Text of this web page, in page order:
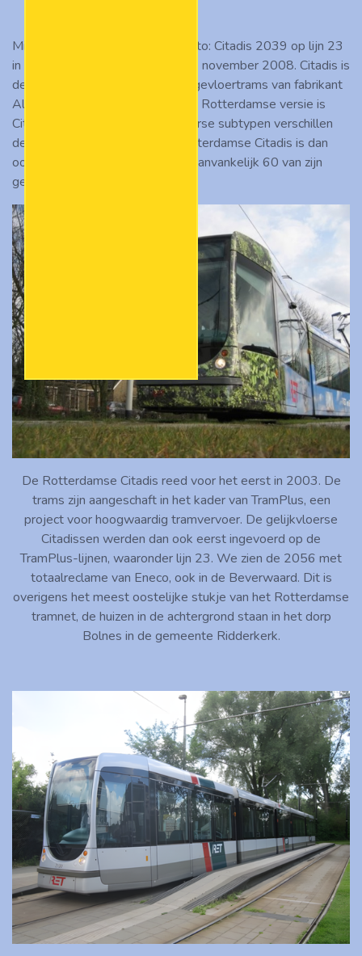
Mijn eerste zelfgemaakte tramfoto: Citadis 2039 op lijn 23
in de keerlus in de Beverwaard, 1 november 2008. Citadis is
de naam van een grote familie lagevloertrams van fabrikant
Alstom. De officiële naam van de Rotterdamse versie is
Citadis 302. Zelfs tussen de diverse subtypen verschillen
de trams erg van uiterlijk. De Rotterdamse Citadis is dan
ook een uniek ontwerp, waar er aanvankelijk 60 van zijn
gebouwd.
De Rotterdamse Citadis reed voor het eerst in 2003. De
trams zijn aangeschaft in het kader van TramPlus, een
project voor hoogwaardig tramvervoer. De gelijkvloerse
Citadissen werden dan ook eerst ingevoerd op de
TramPlus-lijnen, waaronder lijn 23. We zien de 2056 met
totaalreclame van Eneco, ook in de Beverwaard. Dit is
overigens het meest oostelijke stukje van het Rotterdamse
tramnet, de huizen in de achtergrond staan in het dorp
Bolnes in de gemeente Ridderkerk.